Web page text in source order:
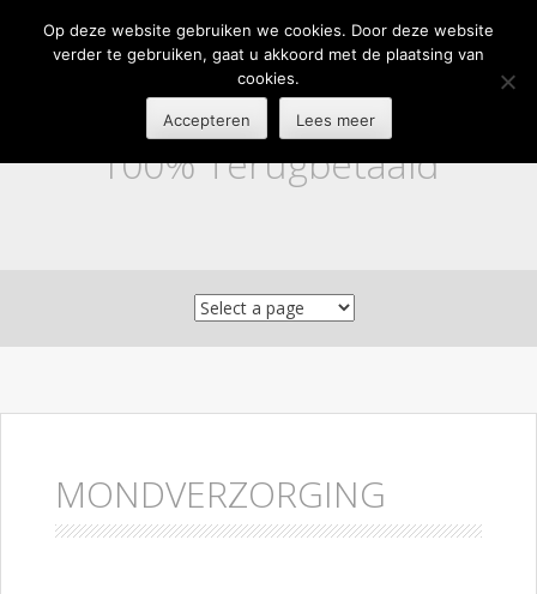
100% Terugbetaald
MONDVERZORGING
Op deze website gebruiken we cookies. Door deze website
verder te gebruiken, gaat u akkoord met de plaatsing van
cookies.
Accepteren Lees meer